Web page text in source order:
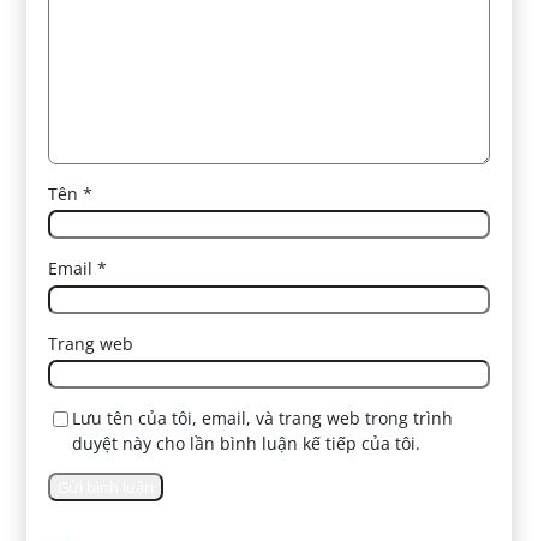
Tên*
Email*
Trang web
Lưu tên của tôi, email, và trang web trong trình
duyệt này cho lần bình luận kế tiếp của tôi.